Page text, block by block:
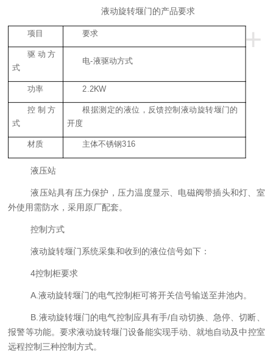
液动旋转堰门的产品要求
+
项目 要求
驱动方
式
电-液驱动方式
功率 2.2KW
控制方
式
根据测定的液位 ，反馈控制液动旋转堰门的
开度
材质 主体不锈钢316
液压站
液压站具有压力保护，压力温度显示、电磁阀带插头和灯、室
外使用需防水，采用原厂配套。
控制方式
液动旋转堰门系统采集和收到的液位信号如下：
4控制柜要求
A.液动旋转堰门的电气控制柜可将开关信号输送至井池内。
B. 液动旋转堰门的电气控制应具有手/自动切换、急停、切断、
报警等功能。要求液动旋转堰门设备能实现手动、就地自动及中控室
远程控制三种控制方式。